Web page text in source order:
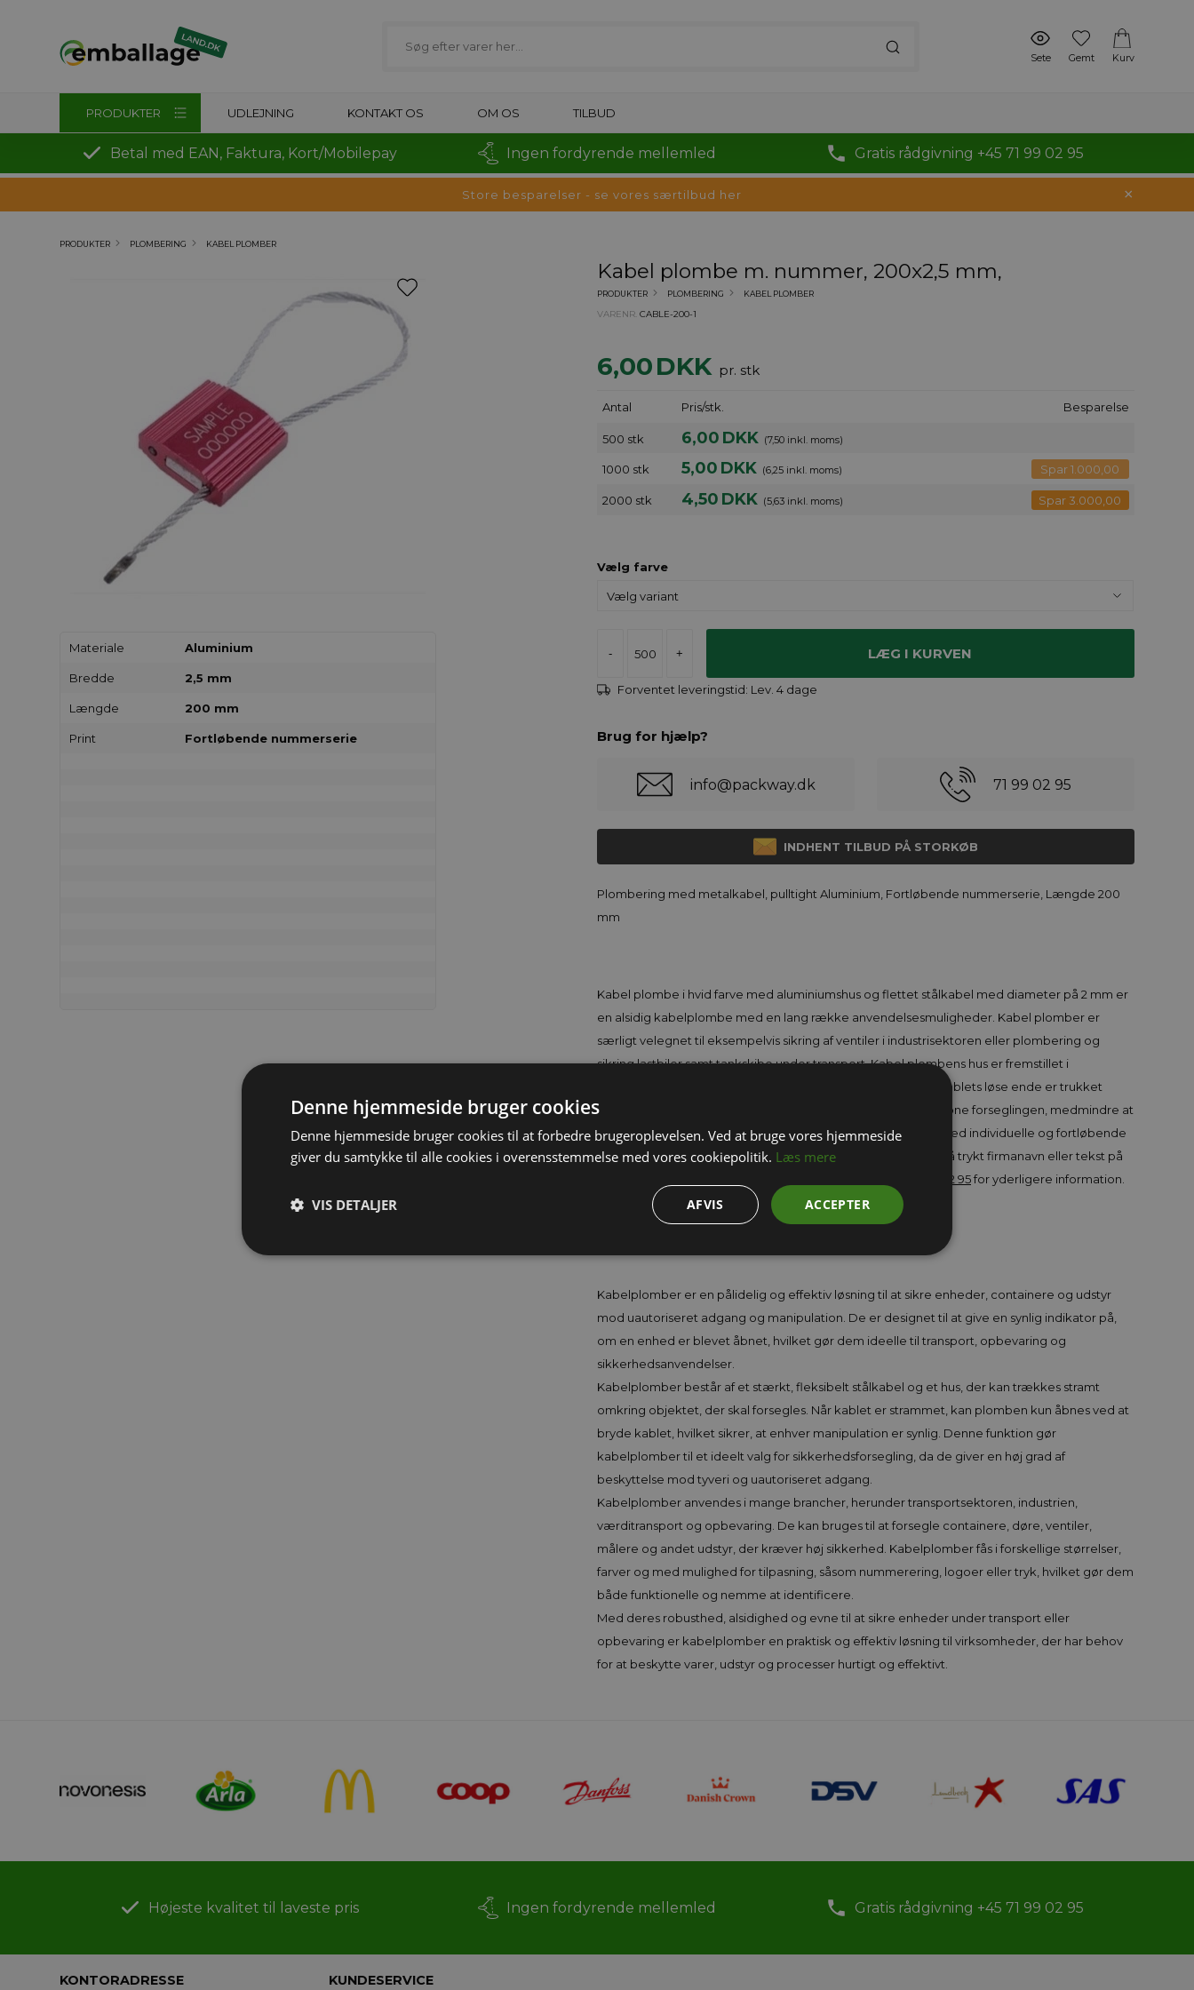
Sete Gemt Kurv
PRODUKTER UDLEJNING KONTAKT OS OM OS TILBUD
Betal med EAN, Faktura, Kort/Mobilepay Ingen fordyrende mellemled Gratis rådgivning +45 71 99 02 95
Store besparelser - se vores særtilbud her
PRODUKTER PLOMBERING KABEL PLOMBER
Materiale Aluminium
Bredde 2,5 mm
Længde 200 mm
Print Fortløbende nummerserie
Kabel plombe m. nummer, 200x2,5 mm,
PRODUKTER PLOMBERING KABEL PLOMBER
VARENR. CABLE-200-1
6,00DKK pr. stk
Antal Pris/stk. Besparelse
500 stk 6,00 DKK (7,50 inkl. moms)
1000 stk 5,00 DKK (6,25 inkl. moms) Spar 1.000,00
2000 stk 4,50 DKK (5,63 inkl. moms) Spar 3.000,00
Vælg farve
- +
Forventet leveringstid: Lev. 4 dage
Brug for hjælp?
info@packway.dk 71 99 02 95
INDHENT TILBUD PÅ STORKØB
Plombering med metalkabel, pulltight Aluminium, Fortløbende nummerserie, Længde 200
mm
Kabel plombe i hvid farve med aluminiumshus og flettet stålkabel med diameter på 2 mm er
en alsidig kabelplombe med en lang række anvendelsesmuligheder. Kabel plomber er
særligt velegnet til eksempelvis sikring af ventiler i industrisektoren eller plombering og
sikring lastbiler samt tankskibe under transport. Kabel plombens hus er fremstillet i
anodiseret aluminium og med solidt fastgjort stålkabel. Når kablets løse ende er trukket
igennem Kabel plombens hus, er der ingen mulighed for at åbne forseglingen, medmindre at
kablets brydes med en bidetang. Kabelplomberne leveres med individuelle og fortløbende
nummerserier i pakker med 500 stk. plomber. Det er muligt få trykt firmanavn eller tekst på
71 99 02 95for yderligere information.
Kabelplomber er en pålidelig og effektiv løsning til at sikre enheder, containere og udstyr
mod uautoriseret adgang og manipulation. De er designet til at give en synlig indikator på,
om en enhed er blevet åbnet, hvilket gør dem ideelle til transport, opbevaring og
sikkerhedsanvendelser.
Kabelplomber består af et stærkt, fleksibelt stålkabel og et hus, der kan trækkes stramt
omkring objektet, der skal forsegles. Når kablet er strammet, kan plomben kun åbnes ved at
bryde kablet, hvilket sikrer, at enhver manipulation er synlig. Denne funktion gør
kabelplomber til et ideelt valg for sikkerhedsforsegling, da de giver en høj grad af
beskyttelse mod tyveri og uautoriseret adgang.
Kabelplomber anvendes i mange brancher, herunder transportsektoren, industrien,
værditransport og opbevaring. De kan bruges til at forsegle containere, døre, ventiler,
målere og andet udstyr, der kræver høj sikkerhed. Kabelplomber fås i forskellige størrelser,
farver og med mulighed for tilpasning, såsom nummerering, logoer eller tryk, hvilket gør dem
både funktionelle og nemme at identificere.
Med deres robusthed, alsidighed og evne til at sikre enheder under transport eller
opbevaring er kabelplomber en praktisk og effektiv løsning til virksomheder, der har behov
for at beskytte varer, udstyr og processer hurtigt og effektivt.
Højeste kvalitet til laveste pris Ingen fordyrende mellemled Gratis rådgivning +45 71 99 02 95
KONTORADRESSE KUNDESERVICE
Denne hjemmeside bruger cookies
Denne hjemmeside bruger cookies til at forbedre brugeroplevelsen. Ved at bruge vores hjemmeside
giver du samtykke til alle cookies i overensstemmelse med vores cookiepolitik. Læs mere
ACCEPTER
AFVIS
VIS DETALJER